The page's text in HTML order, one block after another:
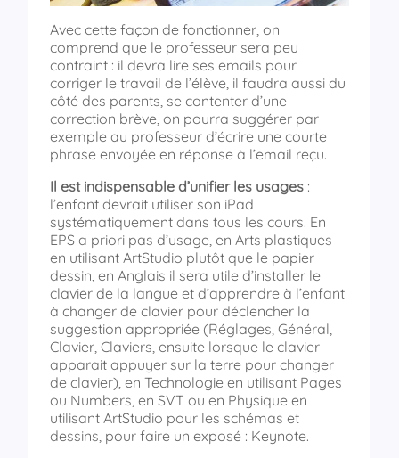
Avec cette façon de fonctionner, on
comprend que le professeur sera peu
contraint : il devra lire ses emails pour
corriger le travail de l’élève, il faudra aussi du
côté des parents, se contenter d’une
correction brève, on pourra suggérer par
exemple au professeur d’écrire une courte
phrase envoyée en réponse à l’email reçu.
Il est indispensable d’unifier les usages :
l’enfant devrait utiliser son iPad
systématiquement dans tous les cours. En
EPS a priori pas d’usage, en Arts plastiques
en utilisant ArtStudio plutôt que le papier
dessin, en Anglais il sera utile d’installer le
clavier de la langue et d’apprendre à l’enfant
à changer de clavier pour déclencher la
suggestion appropriée (Réglages, Général,
Clavier, Claviers, ensuite lorsque le clavier
apparait appuyer sur la terre pour changer
de clavier), en Technologie en utilisant Pages
ou Numbers, en SVT ou en Physique en
utilisant ArtStudio pour les schémas et
dessins, pour faire un exposé : Keynote.